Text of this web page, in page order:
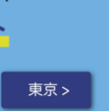
東京 >